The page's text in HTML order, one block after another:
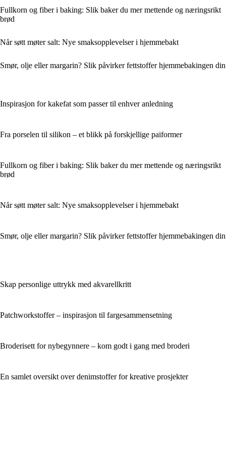
Fullkorn og fiber i baking: Slik baker du mer mettende og næringsrikt
brød
Når søtt møter salt: Nye smaksopplevelser i hjemmebakt
Smør, olje eller margarin? Slik påvirker fettstoffer hjemmebakingen din
Inspirasjon for kakefat som passer til enhver anledning
Fra porselen til silikon – et blikk på forskjellige paiformer
Fullkorn og fiber i baking: Slik baker du mer mettende og næringsrikt
brød
Når søtt møter salt: Nye smaksopplevelser i hjemmebakt
Smør, olje eller margarin? Slik påvirker fettstoffer hjemmebakingen din
Skap personlige uttrykk med akvarellkritt
Patchworkstoffer – inspirasjon til fargesammensetning
Broderisett for nybegynnere – kom godt i gang med broderi
En samlet oversikt over denimstoffer for kreative prosjekter